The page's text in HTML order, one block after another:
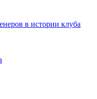
в истории клуба